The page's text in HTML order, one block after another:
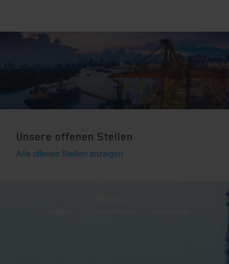
Unsere offenen Stellen
Alle offenen Stellen anzeigen